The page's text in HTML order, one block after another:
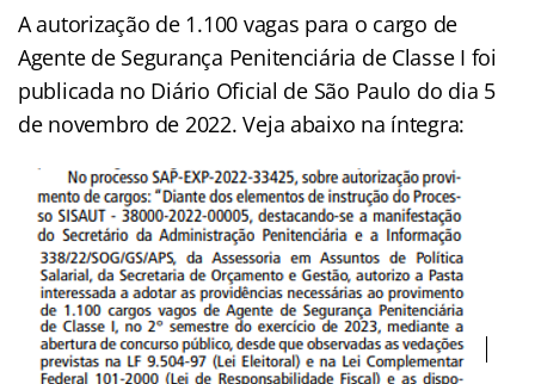
A autorização de 1.100 vagas para o cargo de
Agente de Segurança Penitenciária de Classe I foi
publicada no Diário Oficial de São Paulo do dia 5
de novembro de 2022. Veja abaixo na íntegra: